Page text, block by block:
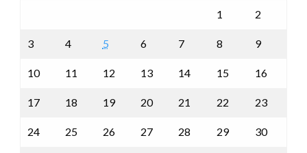
1 2
3 4 5 6 7 8 9
10 11 12 13 14 15 16
17 18 19 20 21 22 23
24 25 26 27 28 29 30